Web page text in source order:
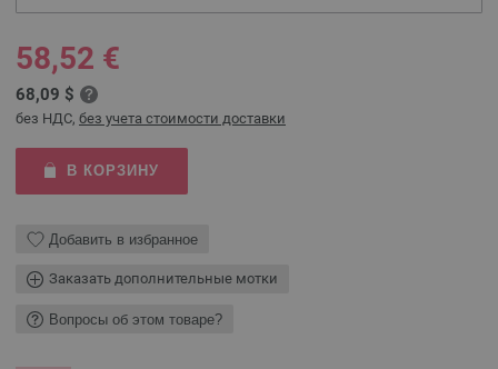
58,52 €
68,09 $
без НДС, без учета стоимости доставки
В КОРЗИНУ
Добавить в избранное
Заказать дополнительные мотки
Вопросы об этом товаре?